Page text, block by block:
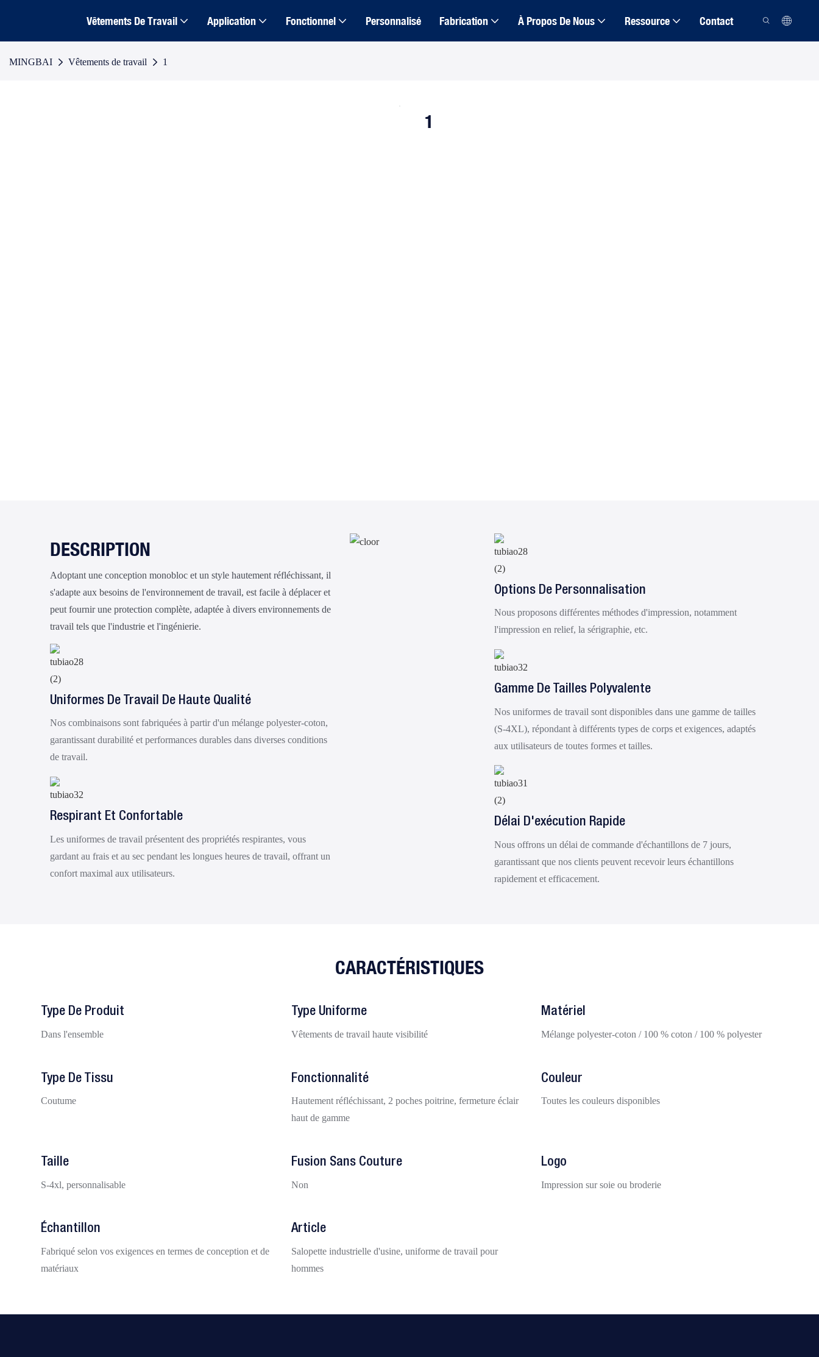
Vêtements De Travail Application Fonctionnel Personnalisé Fabrication À Propos De Nous Ressource Contact
MINGBAI Vêtements de travail 1
1
DESCRIPTION
Adoptant une conception monobloc et un style hautement réfléchissant, il
s'adapte aux besoins de l'environnement de travail, est facile à déplacer et
peut fournir une protection complète, adaptée à divers environnements de
travail tels que l'industrie et l'ingénierie.
Uniformes De Travail De Haute Qualité
Nos combinaisons sont fabriquées à partir d'un mélange polyester-coton,
garantissant durabilité et performances durables dans diverses conditions
de travail.
Respirant Et Confortable
Les uniformes de travail présentent des propriétés respirantes, vous
gardant au frais et au sec pendant les longues heures de travail, offrant un
confort maximal aux utilisateurs.
Options De Personnalisation
Nous proposons différentes méthodes d'impression, notamment
l'impression en relief, la sérigraphie, etc.
Gamme De Tailles Polyvalente
Nos uniformes de travail sont disponibles dans une gamme de tailles
(S-4XL), répondant à différents types de corps et exigences, adaptés
aux utilisateurs de toutes formes et tailles.
Délai D'exécution Rapide
Nous offrons un délai de commande d'échantillons de 7 jours,
garantissant que nos clients peuvent recevoir leurs échantillons
rapidement et efficacement.
CARACTÉRISTIQUES
Type De Produit
Dans l'ensemble
Type Uniforme
Vêtements de travail haute visibilité
Matériel
Mélange polyester-coton / 100 % coton / 100 % polyester
Type De Tissu
Coutume
Fonctionnalité
Hautement réfléchissant, 2 poches poitrine, fermeture éclair
haut de gamme
Couleur
Toutes les couleurs disponibles
Taille
S-4xl, personnalisable
Fusion Sans Couture
Non
Logo
Impression sur soie ou broderie
Échantillon
Fabriqué selon vos exigences en termes de conception et de
matériaux
Article
Salopette industrielle d'usine, uniforme de travail pour
hommes